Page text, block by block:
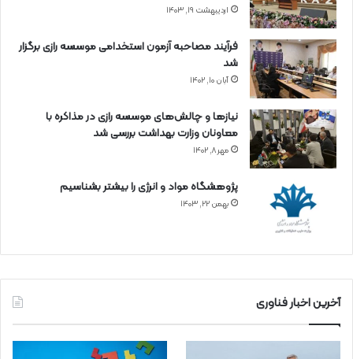
اردیبهشت ۱۹, ۱۴۰۳
فرآیند مصاحبه آزمون استخدامی موسسه رازی برگزار
شد
آبان ۱۰, ۱۴۰۲
نیازها و چالش‌های موسسه رازی در مذاکره با
معاونان وزارت بهداشت بررسی شد
مهر ۸, ۱۴۰۲
پژوهشگاه مواد و انرژی را بیشتر بشناسیم
بهمن ۲۲, ۱۴۰۳
آخرین اخبار فناوری